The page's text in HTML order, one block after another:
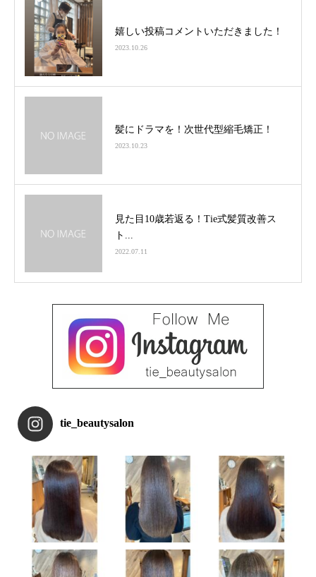
嬉しい投稿コメントいただきました！
2023.10.26
髪にドラマを！次世代型縮毛矯正！
2023.10.23
見た目10歳若返る！Tie式髪質改善ス
ト...
2022.07.11
tie_beautysalon